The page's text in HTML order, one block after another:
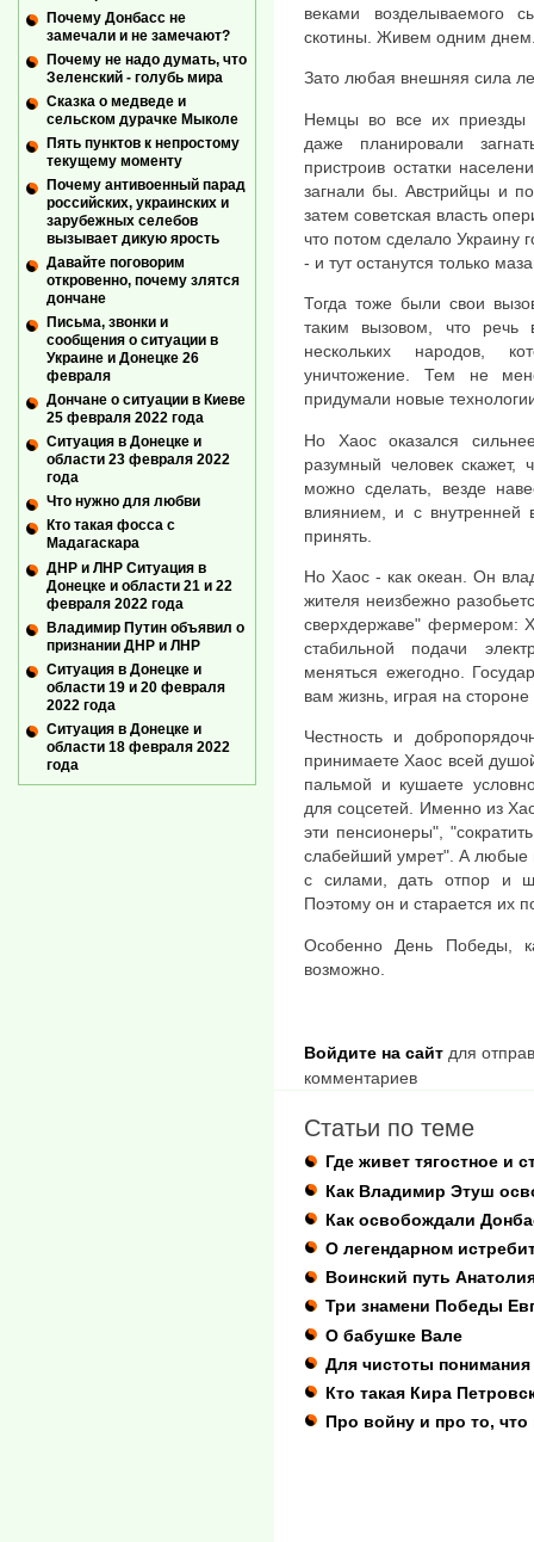
веками возделываемого
скотины. Живем одним
Зато любая внешняя сила
Немцы во все их приезды
даже планировали
пристроив остатки
загнали бы. Австрийцы и
затем советская власть
что потом сделало Украину
- и тут останутся только
Тогда тоже были свои
таким вызовом, что
нескольких народов,
уничтожение. Тем не
придумали новые
Но Хаос оказался
разумный человек скажет,
можно сделать, везде
влиянием, и с
принять.
Но Хаос - как океан. Он
жителя неизбежно
сверхдержаве" фермером:
стабильной подачи
меняться ежегодно.
вам жизнь, играя на
Честность и
принимаете Хаос всей
пальмой и кушаете
для соцсетей. Именно из
эти пенсионеры",
слабейший умрет". А любые
с силами, дать отпор и
Поэтому он и старается их
Особенно День Победы,
возможно.
Войдите на сайт для
комментариев
Статьи по теме
Где живет тягостное и
Как Владимир Этуш
Как освобождали
О легендарном
Воинский путь
Три знамени Победы
О бабушке Вале
Для чистоты
Кто такая Кира
Про войну и про то, что
Почему Донбасс не
замечали и не замечают?
Почему не надо думать, что
Зеленский - голубь мира
Сказка о медведе и
сельском дурачке Мыколе
Пять пунктов к непростому
текущему моменту
Почему антивоенный парад
российских, украинских и
зарубежных селебов
вызывает дикую ярость
Давайте поговорим
откровенно, почему злятся
дончане
Письма, звонки и
сообщения о ситуации в
Украине и Донецке 26
февраля
Дончане о ситуации в Киеве
25 февраля 2022 года
Ситуация в Донецке и
области 23 февраля 2022
года
Что нужно для любви
Кто такая фосса с
Мадагаскара
ДНР и ЛНР Ситуация в
Донецке и области 21 и 22
февраля 2022 года
Владимир Путин объявил о
признании ДНР и ЛНР
Ситуация в Донецке и
области 19 и 20 февраля
2022 года
Ситуация в Донецке и
области 18 февраля 2022
года